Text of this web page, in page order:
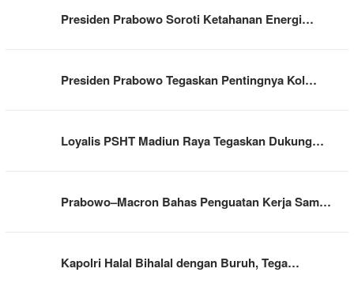
Presiden Prabowo Soroti Ketahanan Energi…
Presiden Prabowo Tegaskan Pentingnya Kol…
Loyalis PSHT Madiun Raya Tegaskan Dukung…
Prabowo–Macron Bahas Penguatan Kerja Sam…
Kapolri Halal Bihalal dengan Buruh, Tega…